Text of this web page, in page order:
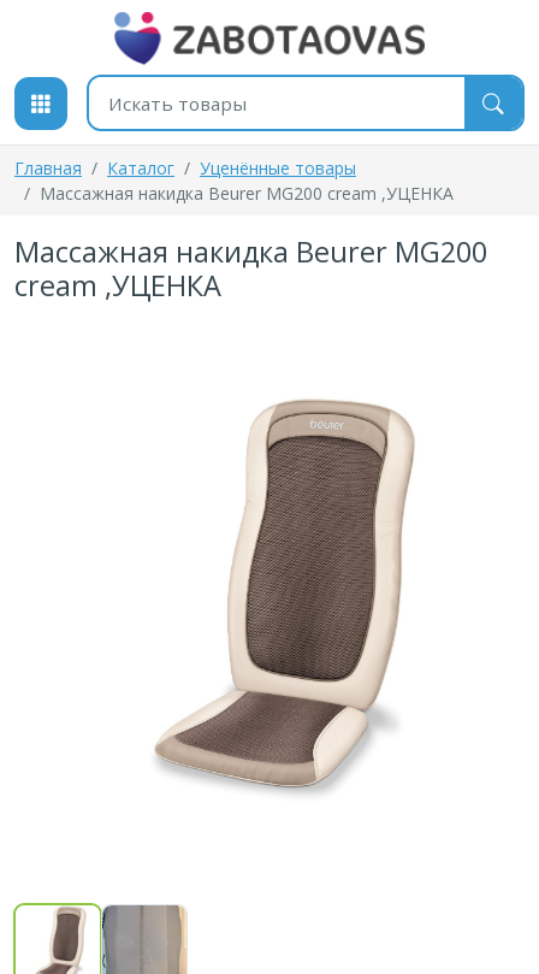
К содержимому
Поиск товаров
Главная Каталог
Уценённые товары
Массажная накидка Beurer MG200 cream ,УЦЕНКА
Массажная накидка Beurer MG200
cream ,УЦЕНКА